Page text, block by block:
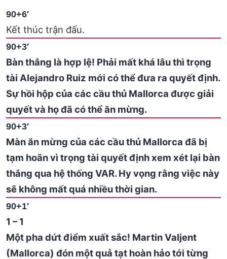
90+6′
Kết thúc trận đấu.
90+3′
Bàn thắng là hợp lệ! Phải mất khá lâu thì trọng
tài Alejandro Ruiz mới có thể đưa ra quyết định.
Sự hồi hộp của các cầu thủ Mallorca được giải
quyết và họ đã có thể ăn mừng.
90+3′
Màn ăn mừng của các cầu thủ Mallorca đã bị
tạm hoãn vì trọng tài quyết định xem xét lại bàn
thắng qua hệ thống VAR. Hy vọng rằng việc này
sẽ không mất quá nhiều thời gian.
90+1′
1 – 1
Một pha dứt điểm xuất sắc! Martin Valjent
(Mallorca) đón một quả tạt hoàn hảo tới từng